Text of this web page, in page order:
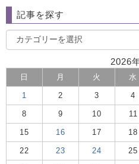
記事を探す
2026
日 月 火 水
1 2 3 4
8 9 10 11
15 16 17 18
22 23 24 25